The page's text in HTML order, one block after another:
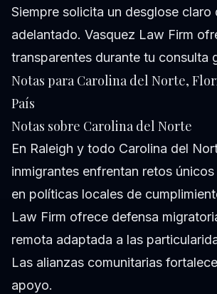
Siempre solicita un desglose
adelantado. Vasquez Law Firm
transparentes durante tu consulta
Notas para Carolina del Norte,
País
Notas sobre Carolina del Norte
En Raleigh y todo Carolina del
inmigrantes enfrentan retos
en políticas locales de
Law Firm ofrece defensa
remota adaptada a las
Las alianzas comunitarias
apoyo.